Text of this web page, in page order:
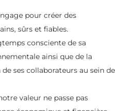
pour créer des
sûrs et fiables.
consciente de sa
ainsi que de la
ses collaborateurs au sein de
valeur ne passe pas